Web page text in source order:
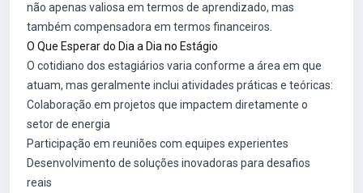
não apenas valiosa em termos de aprendizado, mas
também compensadora em termos financeiros.
O Que Esperar do Dia a Dia no Estágio
O cotidiano dos estagiários varia conforme a área em que
atuam, mas geralmente inclui atividades práticas e teóricas:
Colaboração em projetos que impactem diretamente o
setor de energia
Participação em reuniões com equipes experientes
Desenvolvimento de soluções inovadoras para desafios
reais